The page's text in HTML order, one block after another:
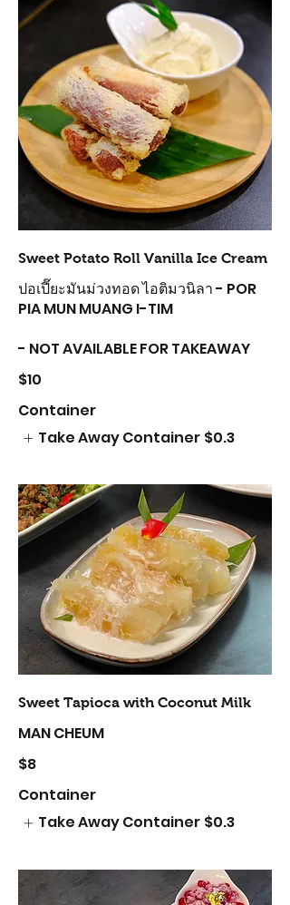
Sweet Potato Roll Vanilla Ice Cream
ปอเปี๊ยะมันม่วงทอด ไอติมวนิลา - POR
PIA MUN MUANG I-TIM
- NOT AVAILABLE FOR TAKEAWAY
$10
Container
Take Away Container $0.3
Sweet Tapioca with Coconut Milk
MAN CHEUM
$8
Container
Take Away Container $0.3